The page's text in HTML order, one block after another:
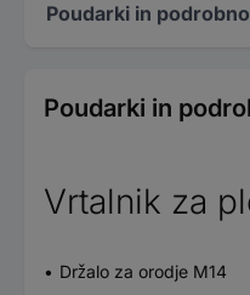
Poudarki in
Poudarki in
Vrtalnik za
Držalo za orodje M14